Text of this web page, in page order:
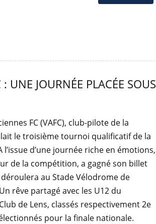
UNE JOURNÉE PLACÉE SOUS
FC (VAFC), club-pilote de la
le troisième tournoi qualificatif de la
d’une journée riche en émotions,
de la compétition, a gagné son billet
au Stade Vélodrome de
rêve partagé avec les U12 du
de Lens, classés respectivement 2e
pour la finale nationale.